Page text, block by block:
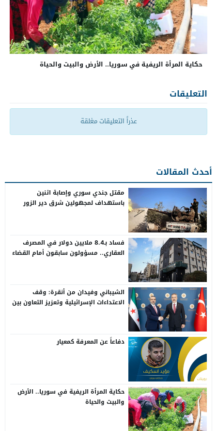
حكاية المرأة الريفية في سوريا.. الأرض والبيت والحياة
التعليقات
عذراً التعليقات مغلقة
أحدث المقالات
مقتل جندي سوري وإصابة اثنين
باستهداف لمجهولين شرق دير الزور
فساد بـ8.4 ملايين دولار في المصرف
العقاري.. مسؤولون سابقون أمام القضاء
الشيباني وفيدان من أنقرة: وقف
الاعتداءات الإسرائيلية وتعزيز التعاون بين
دفاعاً عن المعرفة كمعيار
حكاية المرأة الريفية في سوريا.. الأرض
والبيت والحياة